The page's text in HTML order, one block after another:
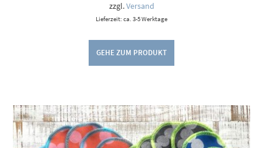
zzgl.Versand
Lieferzeit: ca. 3-5 Werktage
GEHE ZUM PRODUKT